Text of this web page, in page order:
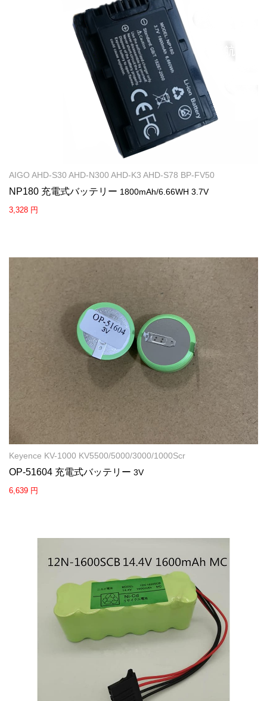
AIGO AHD-S30 AHD-N300 AHD-K3 AHD-S78 BP-FV50
NP180 充電式バッテリー 1800mAh/6.66WH 3.7V
3,328 円
Keyence KV-1000 KV5500/5000/3000/1000Scr
OP-51604 充電式バッテリー 3V
6,639 円